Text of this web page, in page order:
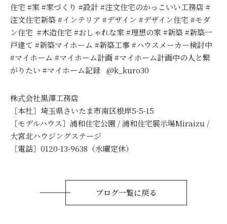
住宅 #家 #家づくり #設計 #注文住宅のかっこいい工務店 #
注文住宅新築 #インテリア #デザイン #デザイン住宅 #モダ
ン住宅 #木造住宅 #おしゃれな家 #理想の家 #新築 #新築一
戸建て #新築マイホーム #新築工事 #ハウスメーカー検討中
#マイホーム #マイホーム計画 #マイホーム計画中の人と繋
がりたい #マイホーム記録 @k_kuro30
株式会社黒澤工務店
［本社］埼玉県さいたま市南区根岸5-5-15
［モデルハウス］浦和住宅公園 / 浦和住宅展示場Miraizu /
大宮北ハウジングステージ
［電話］0120-13-9638（水曜定休）
ブログ一覧に戻る